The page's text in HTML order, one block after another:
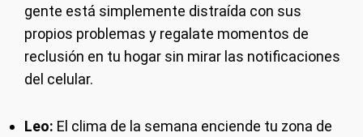
gente está simplemente distraída con sus
propios problemas y regalate momentos de
reclusión en tu hogar sin mirar las notificaciones
del celular.
Leo: El clima de la semana enciende tu zona de